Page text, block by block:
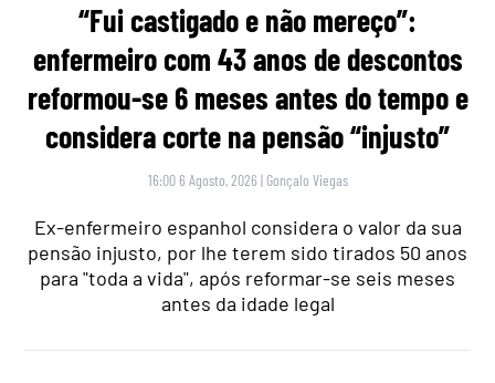
“Fui castigado e não mereço”:
enfermeiro com 43 anos de descontos
reformou-se 6 meses antes do tempo e
considera corte na pensão “injusto”
16:00 6 Agosto, 2026 | Gonçalo Viegas
Ex-enfermeiro espanhol considera o valor da sua
pensão injusto, por lhe terem sido tirados 50 anos
para "toda a vida", após reformar-se seis meses
antes da idade legal